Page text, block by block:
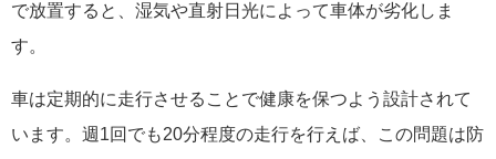
で放置すると、湿気や直射日光によって車体が劣化しま
す。
車は定期的に走行させることで健康を保つよう設計されて
います。週1回でも20分程度の走行を行えば、この問題は防